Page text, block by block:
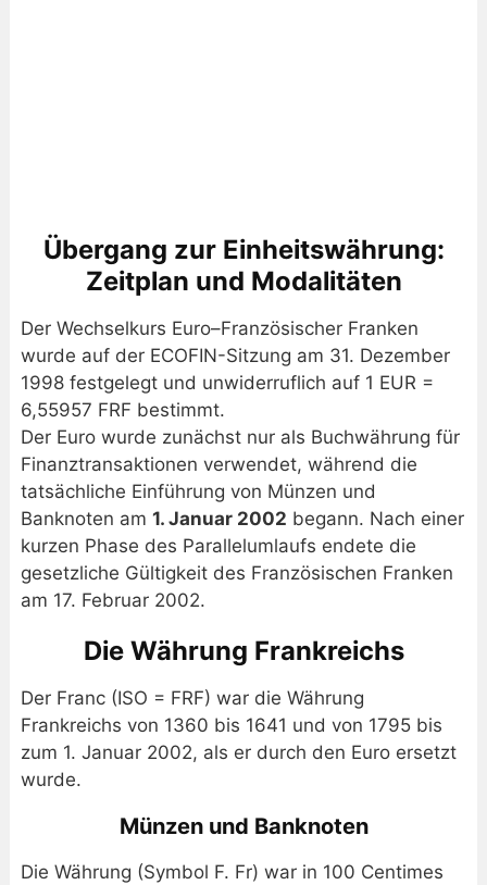
Übergang zur Einheitswährung:
Zeitplan und Modalitäten
Der Wechselkurs Euro–Französischer Franken
wurde auf der ECOFIN-Sitzung am 31. Dezember
1998 festgelegt und unwiderruflich auf 1 EUR =
6,55957 FRF bestimmt.
Der Euro wurde zunächst nur als Buchwährung für
Finanztransaktionen verwendet, während die
tatsächliche Einführung von Münzen und
Banknoten am 1. Januar 2002 begann. Nach einer
kurzen Phase des Parallelumlaufs endete die
gesetzliche Gültigkeit des Französischen Franken
am 17. Februar 2002.
Die Währung Frankreichs
Der Franc (ISO = FRF) war die Währung
Frankreichs von 1360 bis 1641 und von 1795 bis
zum 1. Januar 2002, als er durch den Euro ersetzt
wurde.
Münzen und Banknoten
Die Währung (Symbol F. Fr) war in 100 Centimes